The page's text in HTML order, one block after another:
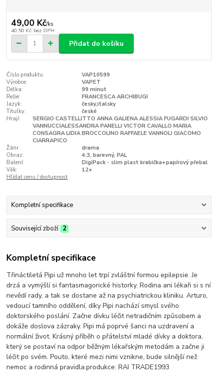
49,00 Kč/ks
40,50 Kč bez DPH
Přidat do košíku
Číslo produktu:
VAP10599
Výrobce:
VAPET
Délka:
99 minut
Režie:
FRANCESCA ARCHIBUGI
Jazyk:
česky,italsky
Titulky:
české
Hrají:
SERGIO CASTELLITTO ANNA GALIENA ALESSIA FUGARDI SILVIO
VANNUCCIALESSANDRA PANELLI VICTOR CAVALLO MARIA
CONSAGRA LIDIA BROCCOLINO RAFFAELE VANNOLI GIACOMO
CIARRAPICO
Žánr:
drama
Obraz:
4:3, barevný, PAL
Balení:
DigiPack - slim plast krabička+papírový přebal
Věk:
12+
Hlídat cenu / dostupnost
Kompletní specifikace
Související zboží 2
Kompletní specifikace
Třináctiletá Pipi už mnoho let trpí zvláštní formou epilepsie. Je
drzá a vymýšlí si fantasmagorické historky. Rodina ani lékaři si s ní
nevědí rady, a tak se dostane až na psychiatrickou kliniku. Arturo,
vedoucí tamního oddělení, díky Pipi nachází smysl svého
doktorského poslání. Začne dívku léčit netradičním způsobem a
dokáže doslova zázraky. Pipi má poprvé šanci na uzdravení a
normální život. Krásný příběh o přátelství mladé dívky a doktora,
který se postaví na odpor běžným lékařským metodám a začne ji
léčit po svém. Pouto, které mezi nimi vznikne, bude silnější než
nemoc a rodinná pravidla.produkce: RAI TRADE1993